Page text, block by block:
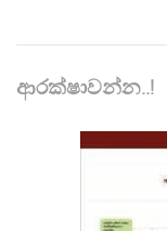
ආරක්ෂාවන්න..!